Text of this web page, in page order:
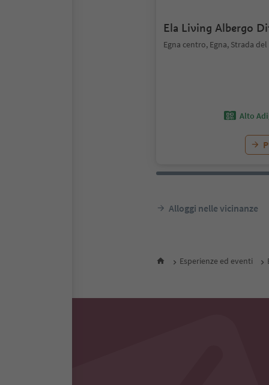
Ela Living Albergo
Egna centro, Egna, Strada
Alto
Alloggi nelle vicinanze
Esperienze ed eventi